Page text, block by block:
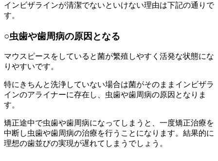
インビザラインが清潔でないといけない理由は下記の通りで
す。
○虫歯や歯周病の原因となる
マウスピースをしていると菌が繁殖しやすく活発な状態にな
りやすいです。
特にきちんと洗浄していない場合は菌がそのままインビザラ
インのアライナーに存在し、虫歯や歯周病の原因となりま
す。
矯正途中で虫歯や歯周病になってしまうと、一度矯正治療を
中断し虫歯や歯周病の治療を行うことになります。結果的に
理想の歯並びの実現が遅れてしまうでしょう。